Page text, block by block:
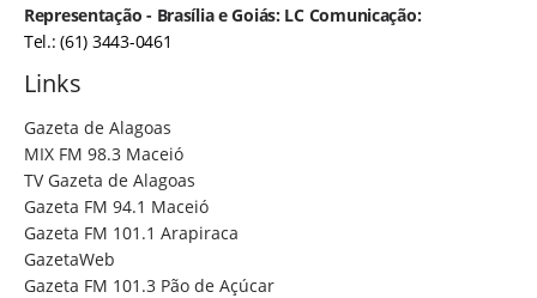
Representação - Brasília e Goiás: LC Comunicação:
Tel.: (61) 3443-0461
Links
Gazeta de Alagoas
MIX FM 98.3 Maceió
TV Gazeta de Alagoas
Gazeta FM 94.1 Maceió
Gazeta FM 101.1 Arapiraca
GazetaWeb
Gazeta FM 101.3 Pão de Açúcar